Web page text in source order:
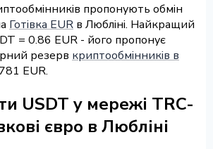
пропонують обмін
Готівка EUR в Любліні. Найкращий
= 0.86 EUR - його пропонує
резерв криптообмінників в
EUR.
USDT у мережі TRC-
євро в Любліні